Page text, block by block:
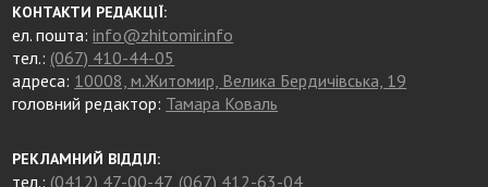
КОНТАКТИ РЕДАКЦІЇ:
ел. пошта:info@zhitomir.info
тел.: (067) 410-44-05
адреса: 10008, м.Житомир, Велика Бердичівська, 19
головний редактор: Тамара Коваль
РЕКЛАМНИЙ ВІДДІЛ:
тел.: (0412) 47-00-47, (067) 412-63-04